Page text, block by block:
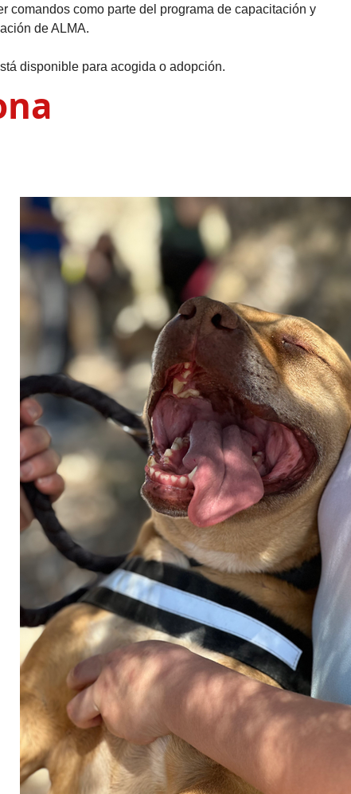
comandos como parte del programa de capacitación y
de ALMA.
disponible para acogida o adopción.